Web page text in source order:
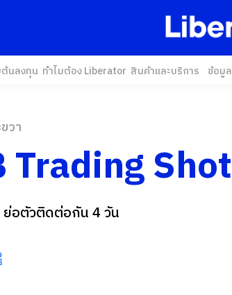
ต้นลงทุน ทำไมต้อง Liberator สินค้าและบริการ ข้อมู
วา
Trading
ย่อตัวติดต่อกัน 4 วัน